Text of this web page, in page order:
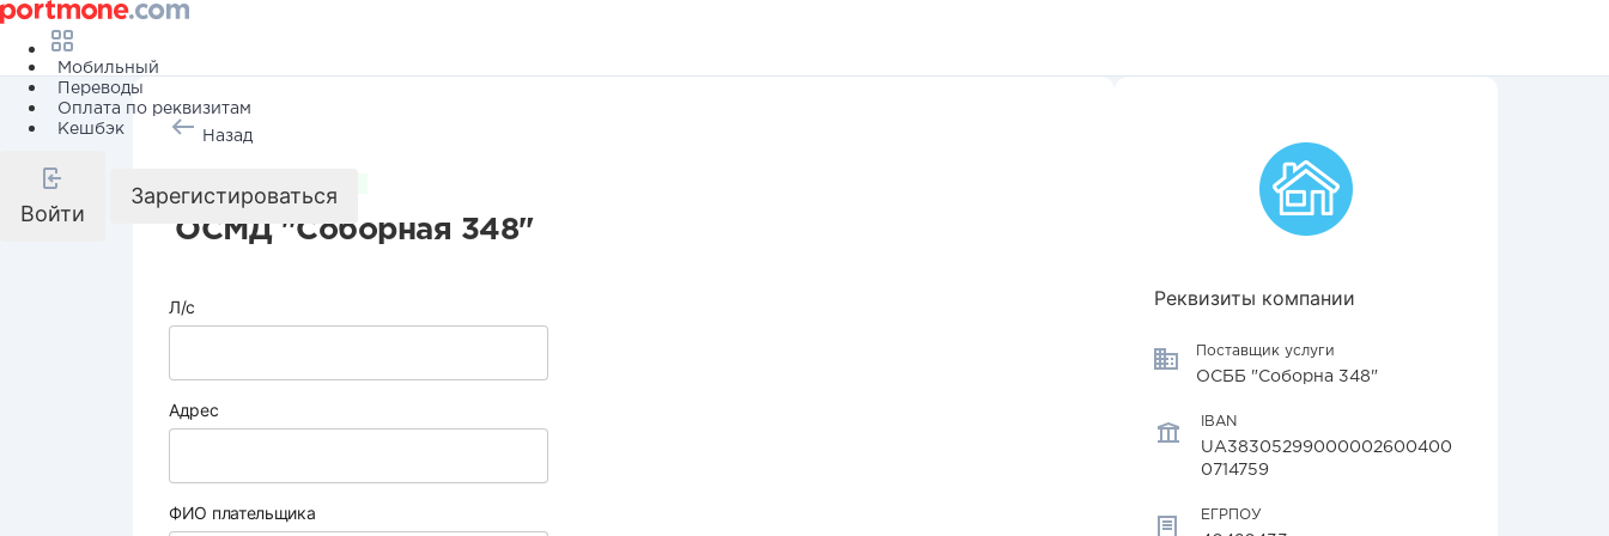
Мобильный
Переводы
Оплата по реквизитам
Кешбэк
Войти
Зарегистироваться
Назад
ОСМД "Соборная 348"
Л/с
Адрес
ФИО плательщика
Реквизиты компании
Поставщик услуги
ОСББ "Соборна 348"
IBAN
UA38305299000002600400
0714759
ЕГРПОУ